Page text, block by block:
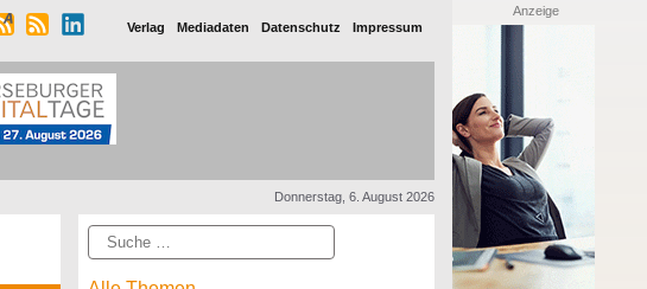
Verlag Mediadaten Datenschutz Impressum
Donnerstag, 6. August 2026
Suche
Anzeige